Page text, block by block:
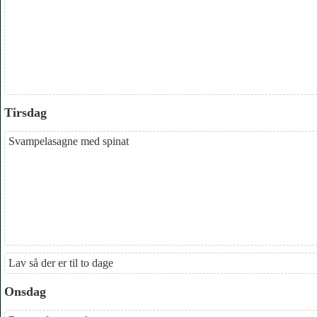
Tirsdag
Svampelasagne med spinat
Lav så der er til to dage
Onsdag